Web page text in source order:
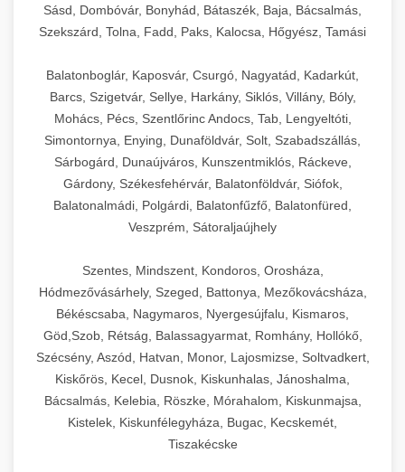
Sásd, Dombóvár, Bonyhád, Bátaszék, Baja, Bácsalmás,
Szekszárd, Tolna, Fadd, Paks, Kalocsa, Hőgyész, Tamási
Balatonboglár, Kaposvár, Csurgó, Nagyatád, Kadarkút,
Barcs, Szigetvár, Sellye, Harkány, Siklós, Villány, Bóly,
Mohács, Pécs, Szentlőrinc Andocs, Tab, Lengyeltóti,
Simontornya, Enying, Dunaföldvár, Solt, Szabadszállás,
Sárbogárd, Dunaújváros, Kunszentmiklós, Ráckeve,
Gárdony, Székesfehérvár, Balatonföldvár, Siófok,
Balatonalmádi, Polgárdi, Balatonfűzfő, Balatonfüred,
Veszprém, Sátoraljaújhely
Szentes, Mindszent, Kondoros, Orosháza,
Hódmezővásárhely, Szeged, Battonya, Mezőkovácsháza,
Békéscsaba, Nagymaros, Nyergesújfalu, Kismaros,
Göd,Szob, Rétság, Balassagyarmat, Romhány, Hollókő,
Szécsény, Aszód, Hatvan, Monor, Lajosmizse, Soltvadkert,
Kiskőrös, Kecel, Dusnok, Kiskunhalas, Jánoshalma,
Bácsalmás, Kelebia, Röszke, Mórahalom, Kiskunmajsa,
Kistelek, Kiskunfélegyháza, Bugac, Kecskemét,
Tiszakécske